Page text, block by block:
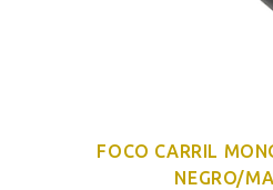
FOCO CARRIL
NEGRO/